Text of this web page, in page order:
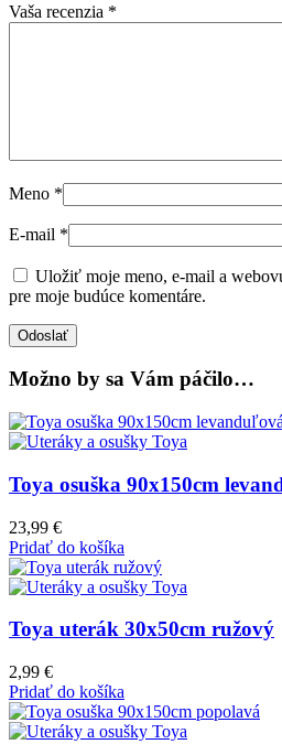
Vaša recenzia *
Meno *
E-mail *
Uložiť moje meno, e-mail a
pre moje budúce komentáre.
Možno by sa Vám páčilo…
Toya osuška 90x150cm
23,99 €
Pridať do košíka
Toya uterák 30x50cm ružový
2,99 €
Pridať do košíka